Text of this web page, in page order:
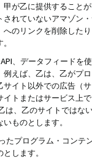
が乙に提供すること
れていないアマゾン
のリンクを削除した
、データフィード
えば、乙は、乙がプ
イト以外での広告（
トまたはサービス上
は、乙のサイトでは
ものとします。
たプログラム・コン
します。